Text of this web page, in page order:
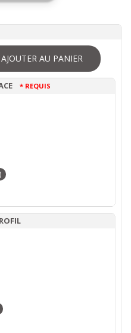
AJOUTER AU PANIER
* REQUIS